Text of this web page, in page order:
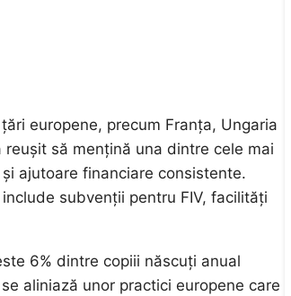
europene, precum Franța, Ungaria
să mențină una dintre cele mai
ajutoare financiare consistente.
subvenții pentru FIV, facilități
6% dintre copiii născuți anual
aliniază unor practici europene care